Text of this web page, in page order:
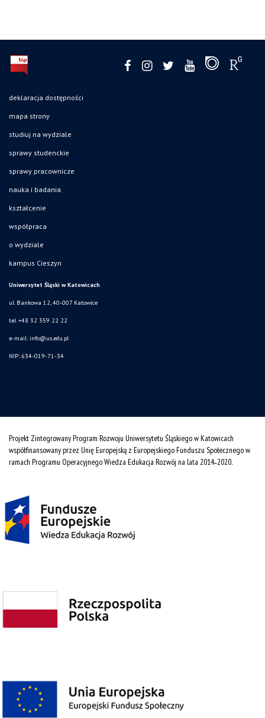
deklaracja dostępności
mapa strony
studiuj na wydziale
sprawy studenckie
sprawy pracownicze
nauka i badania
kształcenie
współpraca
o wydziale
kampus Cieszyn
Uniwersytet Śląski w Katowicach
ul. Bankowa 12, 40-007 Katowice
tel. +48 32 359 22 22
e-mail: info@us.edu.pl
NIP: 634-019-71-34
Projekt Zintegrowany Program Rozwoju Uniwersytetu Śląskiego w Katowicach
współfinansowany przez Unię Europejską z Europejskiego Funduszu Społecznego w
ramach Programu Operacyjnego Wiedza Edukacja Rozwój na lata 2014˗2020.